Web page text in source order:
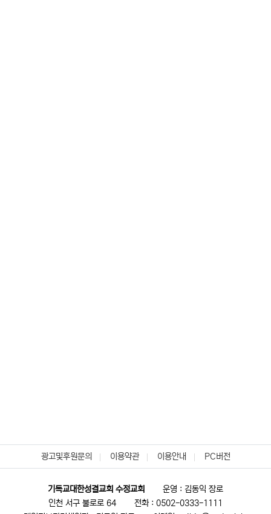
광고및후원문의 이용약관 이용안내 PC버전
기독교대한성결교회 수정교회
운영 : 김동익 장로
인천 서구 불로로 64
전화 : 0502-0333-1111